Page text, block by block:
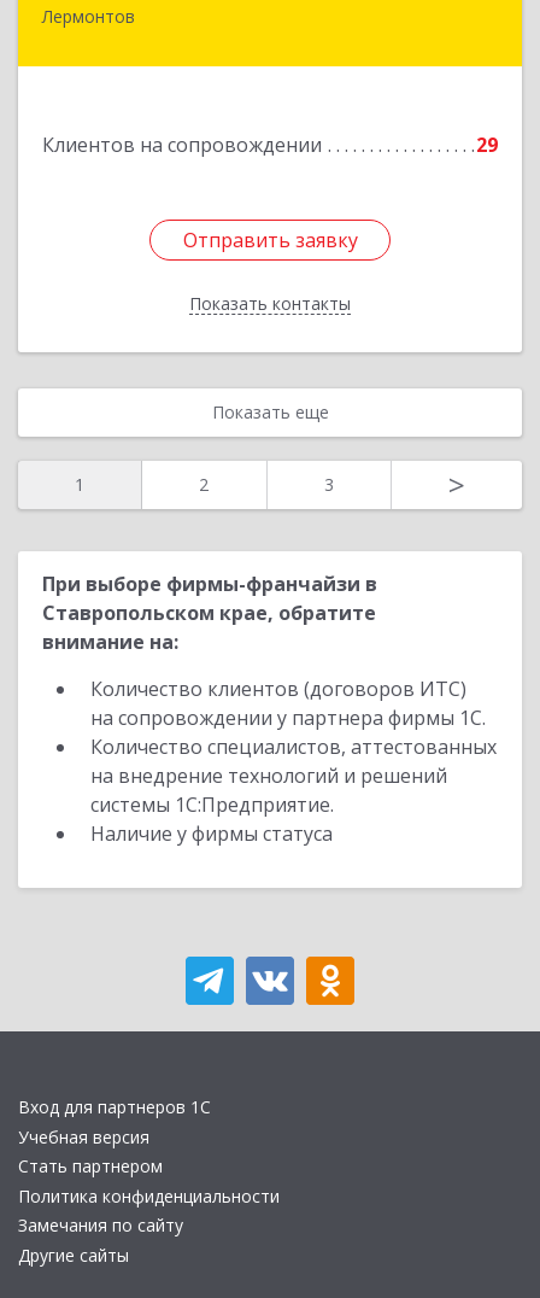
Лермонтов
Клиентов на сопровождении 29
Отправить заявку
Показать контакты
357341, Лермонтов г, П.Лумумбы ул, дом №
Отправить заявку
Назад
Показать еще
1 2 3 >
При выборе фирмы-франчайзи в
Ставропольском крае, обратите
внимание на:
Количество клиентов (договоров ИТС)
на сопровождении у партнера фирмы 1С.
Количество специалистов, аттестованных
на внедрение технологий и решений
системы 1С:Предприятие.
Наличие у фирмы статуса
Вход для партнеров 1С
Учебная версия
Стать партнером
Политика конфиденциальности
Замечания по сайту
Другие сайты